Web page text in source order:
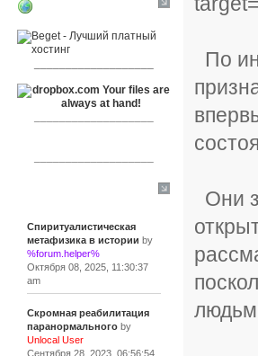
Спиритуалистическая
метафизика в истории by
%forum.helper%
Октября 08, 2025, 11:30:37
am
Скромная реабилитация
паранормальногоby
Unlocal User
Сентября 28, 2023, 06:56:54
По
Они